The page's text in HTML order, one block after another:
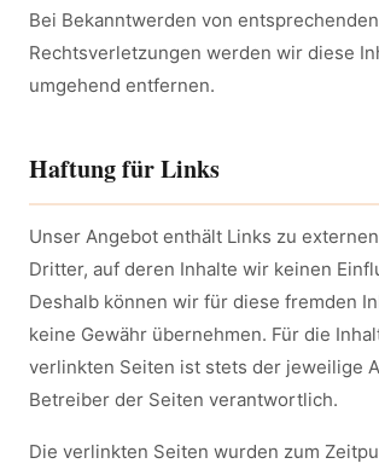
Bei Bekanntwerden von entsprechenden
Rechtsverletzungen werden wir diese
umgehend entfernen.
Haftung für Links
Unser Angebot enthält Links zu
Dritter, auf deren Inhalte wir keinen
Deshalb können wir für diese fremden
keine Gewähr übernehmen. Für die
verlinkten Seiten ist stets der jeweilige
Betreiber der Seiten verantwortlich.
Die verlinkten Seiten wurden zum